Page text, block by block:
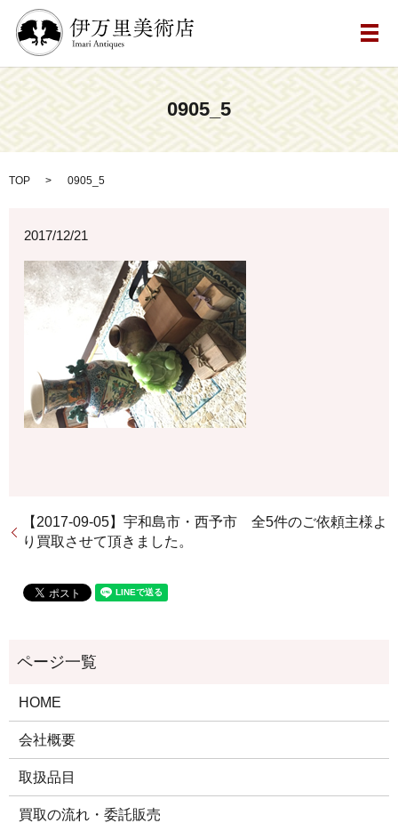
メ
0905_5
TOP 0905_5
2017/12/21
【2017-09-05】宇和島市・西予市 全5件のご依頼主様よ
り買取させて頂きました。
HOME
会社概要
取扱品目
買取の流れ・委託販売